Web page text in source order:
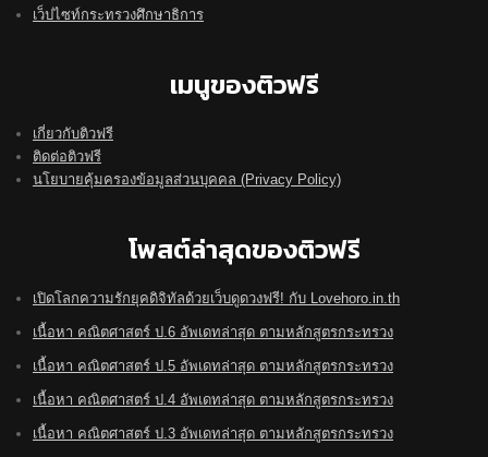
เว็ปไซท์กระทรวงศึกษาธิการ
เมนูของติวฟรี
เกี่ยวกับติวฟรี
ติดต่อติวฟรี
นโยบายคุ้มครองข้อมูลส่วนบุคคล (Privacy Policy)
โพสต์ล่าสุดของติวฟรี
เปิดโลกความรักยุคดิจิทัลด้วยเว็บดูดวงฟรี! กับ Lovehoro.in.th
เนื้อหา คณิตศาสตร์ ป.6 อัพเดทล่าสุด ตามหลักสูตรกระทรวง
เนื้อหา คณิตศาสตร์ ป.5 อัพเดทล่าสุด ตามหลักสูตรกระทรวง
เนื้อหา คณิตศาสตร์ ป.4 อัพเดทล่าสุด ตามหลักสูตรกระทรวง
เนื้อหา คณิตศาสตร์ ป.3 อัพเดทล่าสุด ตามหลักสูตรกระทรวง